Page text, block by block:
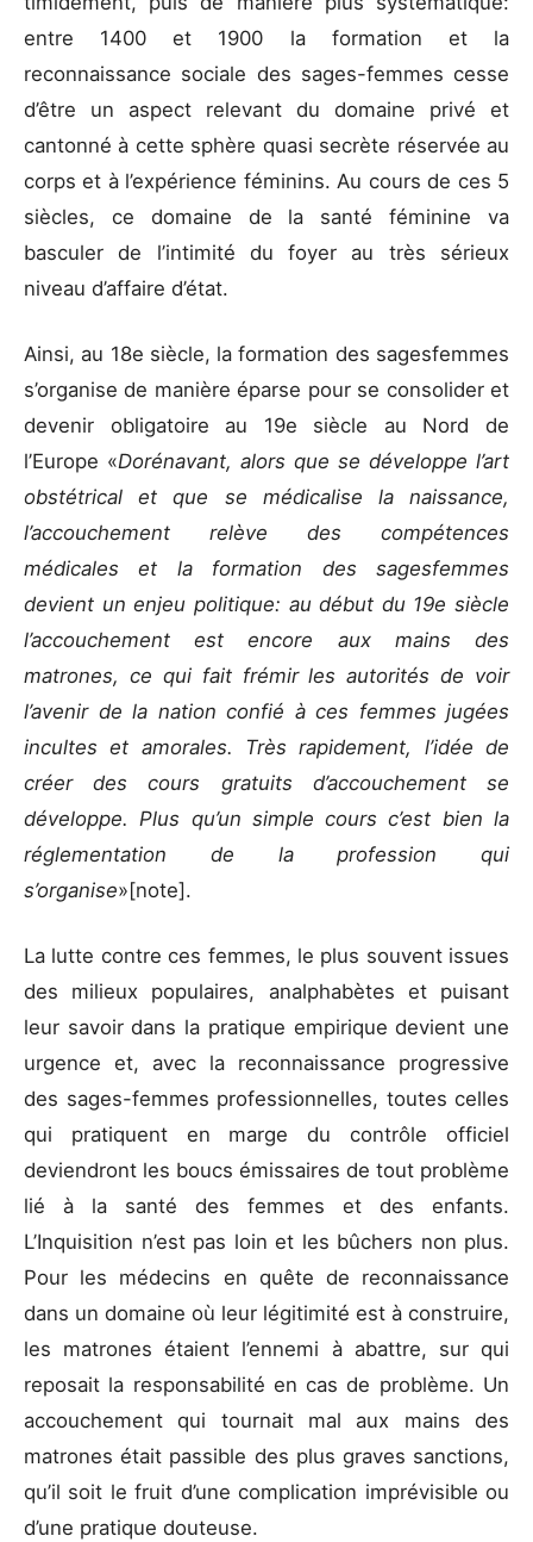
entre 1400 et 1900 la formation et la
reconnaissance sociale des sages-femmes cesse
d’être un aspect relevant du domaine privé et
cantonné à cette sphère quasi secrète réservée au
corps et à l’expérience féminins. Au cours de ces 5
siècles, ce domaine de la santé féminine va
basculer de l’intimité du foyer au très sérieux
niveau d’affaire d’état.
Ainsi, au 18e siècle, la formation des sagesfemmes
s’organise de manière éparse pour se consolider et
devenir obligatoire au 19e siècle au Nord de
l’Europe «Dorénavant, alors que se développe l’art
obstétrical et que se médicalise la naissance,
l’accouchement relève des compétences
médicales et la formation des sagesfemmes
devient un enjeu politique: au début du 19e siècle
l’accouchement est encore aux mains des
matrones, ce qui fait frémir les autorités de voir
l’avenir de la nation confié à ces femmes jugées
incultes et amorales. Très rapidement, l’idée de
créer des cours gratuits d’accouchement se
développe. Plus qu’un simple cours c’est bien la
réglementation de la profession qui
s’organise»[note].
La lutte contre ces femmes, le plus souvent issues
des milieux populaires, analphabètes et puisant
leur savoir dans la pratique empirique devient une
urgence et, avec la reconnaissance progressive
des sages-femmes professionnelles, toutes celles
qui pratiquent en marge du contrôle officiel
deviendront les boucs émissaires de tout problème
lié à la santé des femmes et des enfants.
L’Inquisition n’est pas loin et les bûchers non plus.
Pour les médecins en quête de reconnaissance
dans un domaine où leur légitimité est à construire,
les matrones étaient l’ennemi à abattre, sur qui
reposait la responsabilité en cas de problème. Un
accouchement qui tournait mal aux mains des
matrones était passible des plus graves sanctions,
qu’il soit le fruit d’une complication imprévisible ou
d’une pratique douteuse.